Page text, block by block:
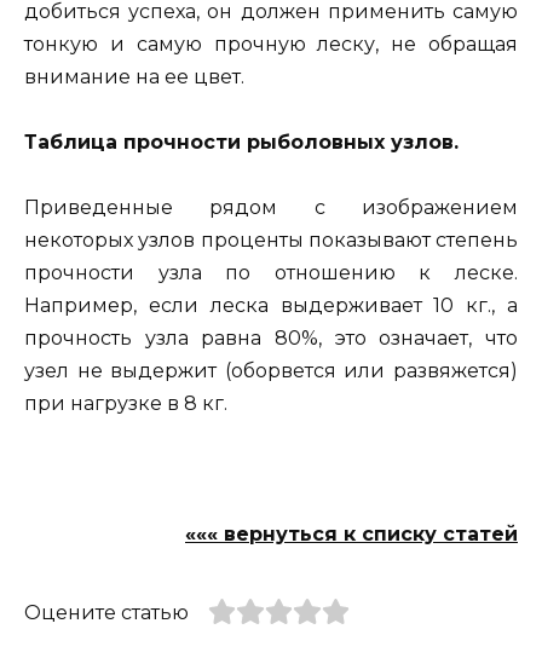
добиться успеха, он должен применить самую
тонкую и самую прочную леску, не обращая
внимание на ее цвет.
Таблица прочности рыболовных узлов.
Приведенные рядом с изображением
некоторых узлов проценты показывают степень
прочности узла по отношению к леске.
Например, если леска выдерживает 10 кг., а
прочность узла равна 80%, это означает, что
узел не выдержит (оборвется или развяжется)
при нагрузке в 8 кг.
««« вернуться к списку статей
Оцените статью